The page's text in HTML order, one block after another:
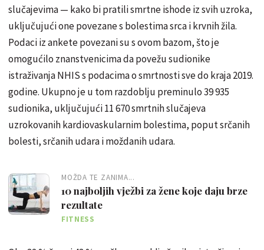
slučajevima — kako bi pratili smrtne ishode iz svih uzroka,
uključujući one povezane s bolestima srca i krvnih žila.
Podaci iz ankete povezani su s ovom bazom, što je
omogućilo znanstvenicima da povežu sudionike
istraživanja NHIS s podacima o smrtnosti sve do kraja 2019.
godine. Ukupno je u tom razdoblju preminulo 39 935
sudionika, uključujući 11 670 smrtnih slučajeva
uzrokovanih kardiovaskularnim bolestima, poput srčanih
bolesti, srčanih udara i moždanih udara.
MOŽDA TE ZANIMA...
10 najboljih vježbi za žene koje daju brze
rezultate
FITNESS